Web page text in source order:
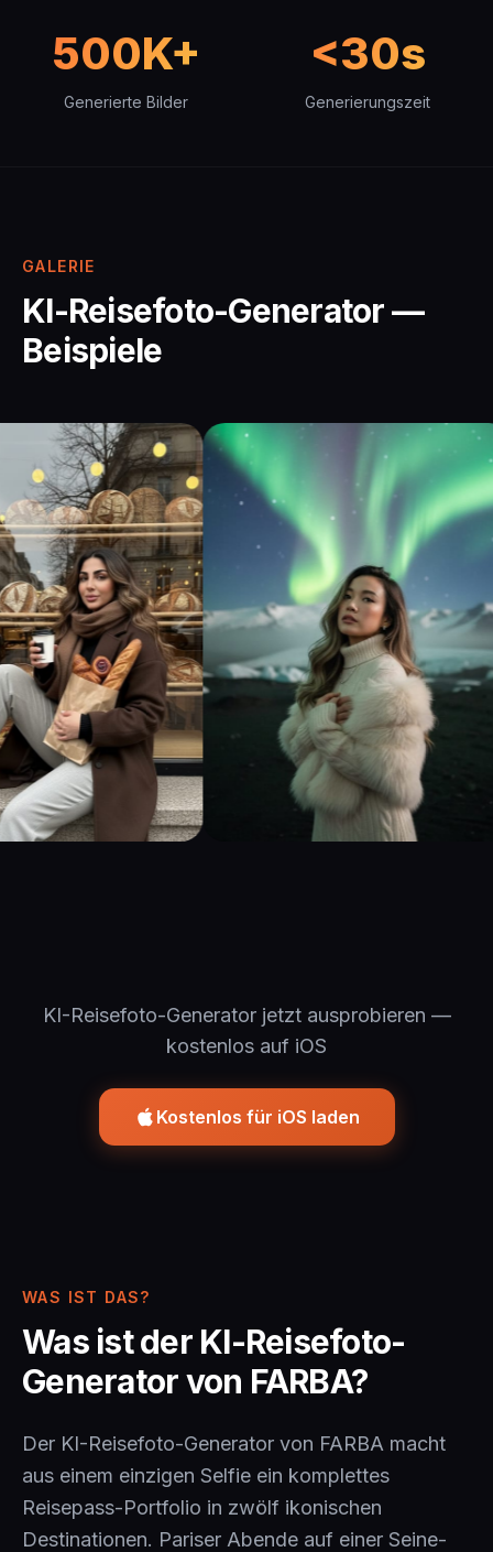
500K+
Generierte Bilder
<30s
Generierungszeit
GALERIE
KI-Reisefoto-Generator —
Beispiele
KI-Reisefoto-Generator jetzt ausprobieren —
kostenlos auf iOS
Kostenlos für iOS laden
WAS IST DAS?
Was ist der KI-Reisefoto-
Generator von FARBA?
Der KI-Reisefoto-Generator von FARBA macht
aus einem einzigen Selfie ein komplettes
Reisepass-Portfolio in zwölf ikonischen
Destinationen. Pariser Abende auf einer Seine-